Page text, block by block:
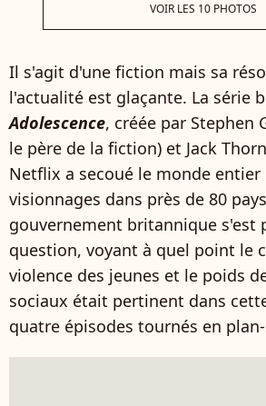
VOIR LES 10 PHOTOS
Il s'agit d'une fiction mais sa
l'actualité est glaçante. La série
Adolescence, créée par Stephen
le père de la fiction) et Jack
Netflix a secoué le monde entier
visionnages dans près de 80
gouvernement britannique s'est
question, voyant à quel point le
violence des jeunes et le poids
sociaux était pertinent dans
quatre épisodes tournés en